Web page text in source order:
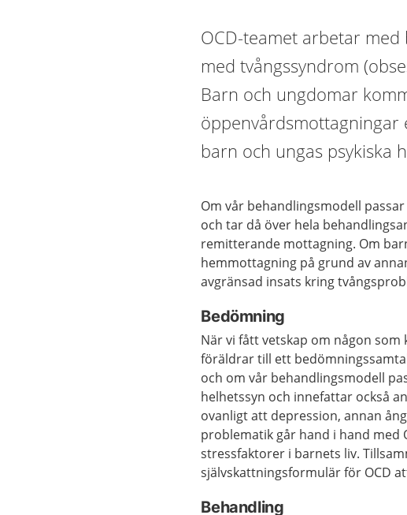
OCD-teamet arbetar
med tvångssyndrom
Barn och ungdomar
öppenvårdsmottagningar
barn och ungas psykiska
Om vår behandlingsmodell
och tar då över hela
remitterande mottagning. Om
hemmottagning på grund av
avgränsad insats kring
Bedömning
När vi fått vetskap om någon
föräldrar till ett
och om vår behandlingsmodell
helhetssyn och innefattar också
ovanligt att depression, annan
problematik går hand i hand med
stressfaktorer i barnets liv.
självskattningsformulär för OCD
Behandling